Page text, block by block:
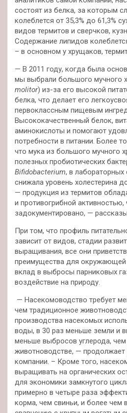
состоят из белка, за которым
колеблется от 35,3% до 61,3%
видов термитов и сверчков,
Содержание липидов
– в основном у хрущаков,
— В 2011 году, когда была
мы выбрали большого мучного
molitor) из-за его высокой
белка, что делает его
первоклассным пищевым
Высококачественный белок,
аминокислоты и помогают
потребности в питании. Более
что мука из большого мучного
полезных пробиотических
Bifidobacterium, в
снижала уровень холестерина
— продукция из термитов
и противогрибной активностью,
задокументировано, —
При том, что профиль
зависит от видов, стадии
выращивания, все они
преимущества для окружающей
вклад в выбросы парниковых
воздействие на природу.
— Насекомоводство требует
чем традиционное
производства насекомых
воды, в 30 раз меньше земли и
меньше выбросов углерода,
животноводстве, — продолжает
компании. – Кроме того,
выращивать на органических
для экономики замкнутого
примерно в четыре раза
корма, чем свиньи, и более чем